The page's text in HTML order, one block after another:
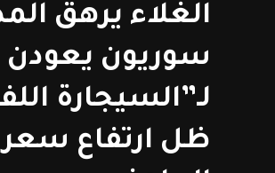
الغلاء يرهق
سوريون يعودن
لـ”السيجارة
ظل ارتفاع سعر